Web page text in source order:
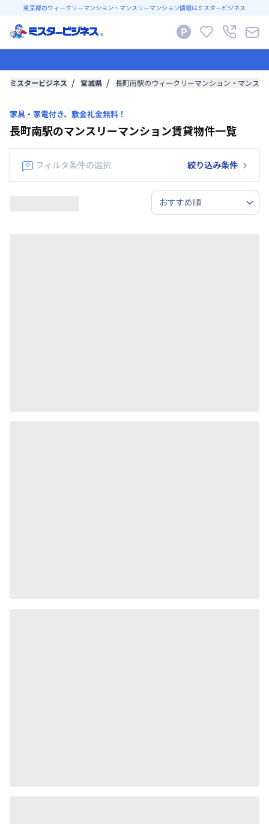
東京都のウィークリーマンション・マンスリーマンション情報はミスタービジネス
ミスタービジネス 宮城県 長町南駅のウィークリーマンション・マンス
家具・家電付き、敷金礼金無料！
長町南駅のマンスリーマンション賃貸物件一覧
フィルタ条件の選択 絞り込み条件